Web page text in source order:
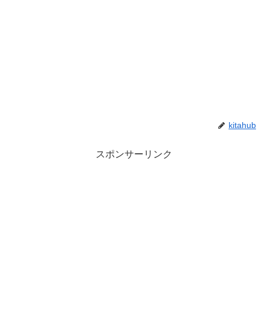
kitahub
スポンサーリンク